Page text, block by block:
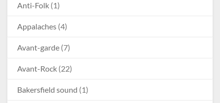
Anti-Folk (1)
Appalaches (4)
Avant-garde (7)
Avant-Rock (22)
Bakersfield sound (1)